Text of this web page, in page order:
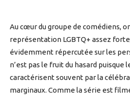
Au cœur du groupe de comédiens,
représentation LGBTQ+ assez
évidemment répercutée sur les
n’est pas le fruit du hasard puisque
caractérisent souvent par la
marginaux. Comme la série est